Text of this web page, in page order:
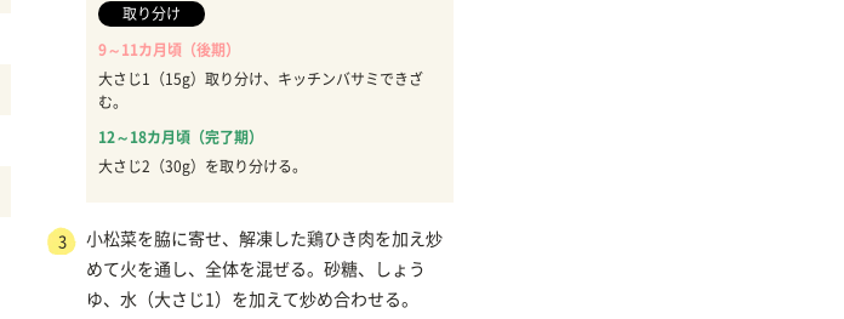
取り分け
9～11カ月頃（後期）
大さじ1（15g）取り分け、キッチンバサミできざ
む。
12～18カ月頃（完了期）
大さじ2（30g）を取り分ける。
3
小松菜を脇に寄せ、解凍した鶏ひき肉を加え炒
めて火を通し、全体を混ぜる。砂糖、しょう
ゆ、水（大さじ1）を加えて炒め合わせる。